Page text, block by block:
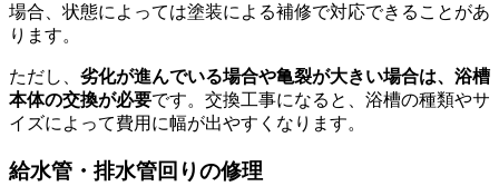
場合、状態によっては塗装による補修で対応できることがあ
ります。
ただし、 劣化が進んでいる場合や亀裂が大きい場合は、浴槽
本体の交換が必要です。交換工事になると、浴槽の種類やサ
イズによって費用に幅が出やすくなります。
給水管・排水管回りの修理